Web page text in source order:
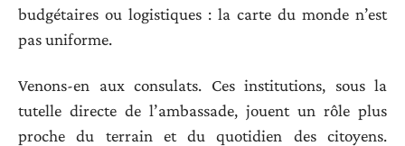
budgétaires ou logistiques : la carte du monde n’est
pas uniforme.
Venons-en aux consulats. Ces institutions, sous la
tutelle directe de l’ambassade, jouent un rôle plus
proche du terrain et du quotidien des citoyens.